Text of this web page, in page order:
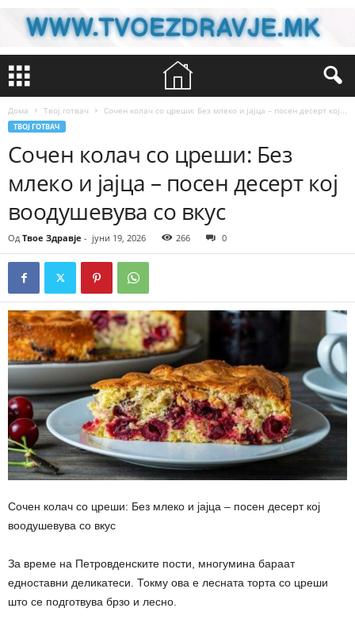
Дома Твој готвач Сочен колач со цреши: Без млеко и јајца – посен десерт кој...
ТВОЈ ГОТВАЧ
Сочен колач со цреши: Без
млеко и јајца – посен десерт кој
воодушевува со вкус
Од Твое Здравје - јуни 19, 2026 266 0
Сочен колач со цреши: Без млеко и јајца – посен десерт кој
воодушевува со вкус
За време на Петровденските пости, многумина бараат
едноставни деликатеси. Токму ова е лесната торта со цреши
што се подготвува брзо и лесно.